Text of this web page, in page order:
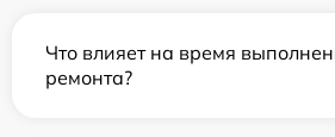
Что влияет на время
ремонта?